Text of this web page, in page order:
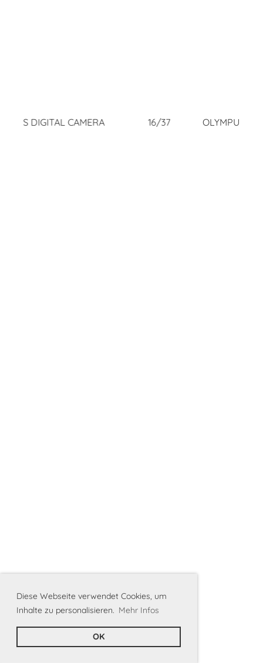
Diese Webseite verwendet Cookies, um
Inhalte zu personalisieren. Mehr Infos
OK
CAMERA 16/37 OLYMPUS DIGITAL